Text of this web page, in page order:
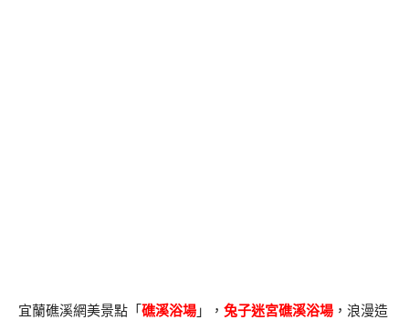
宜蘭礁溪網美景點「 礁溪浴場 」， 兔子迷宮礁溪浴場 ，浪漫造